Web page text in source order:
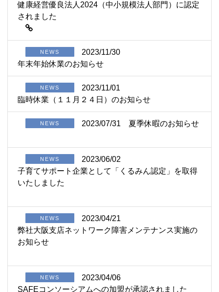
健康経営優良法人2024（中小規模法人部門）に認定
されました
NEWS
2023/11/30
年末年始休業のお知らせ
NEWS
2023/11/01
臨時休業（１１月２４日）のお知らせ
NEWS 2023/07/31 夏季休暇のお知らせ
NEWS
2023/06/02
子育てサポート企業として「くるみん認定」を取得
いたしました
NEWS
2023/04/21
弊社大阪支店ネットワーク障害メンテナンス実施の
お知らせ
NEWS
2023/04/06
SAFEコンソーシアムへの加盟が承認されました